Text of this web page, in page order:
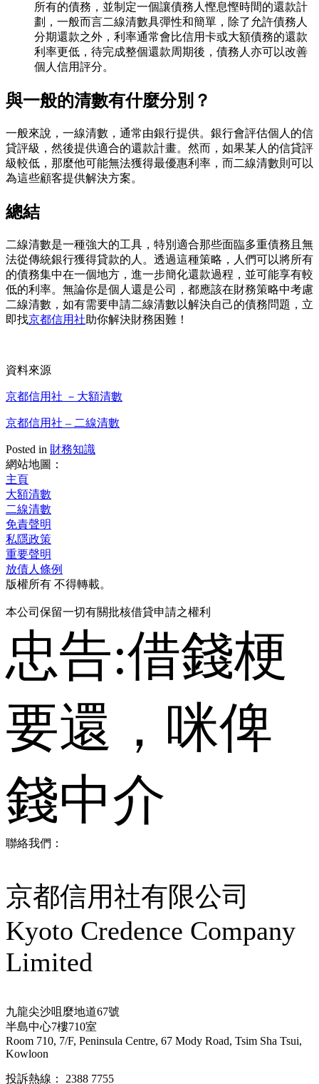
所有的債務，並制定一個讓債務人慳息慳時間的還款計
劃，一般而言二線清數具彈性和簡單，除了允許債務人
分期還款之外，利率通常會比信用卡或大額債務的還款
利率更低，待完成整個還款周期後，債務人亦可以改善
個人信用評分。
與一般的清數有什麼分別？
一般來說，一線清數，通常由銀行提供。銀行會評估個人的信
貸評級，然後提供適合的還款計畫。然而，如果某人的信貸評
級較低，那麼他可能無法獲得最優惠利率，而二線清數則可以
為這些顧客提供解決方案。
總結
二線清數是一種強大的工具，特別適合那些面臨多重債務且無
法從傳統銀行獲得貸款的人。透過這種策略，人們可以將所有
的債務集中在一個地方，進一步簡化還款過程，並可能享有較
低的利率。無論你是個人還是公司，都應該在財務策略中考慮
二線清數，如有需要申請二線清數以解決自己的債務問題，立
即找京都信用社助你解決財務困難！
資料來源
京都信用社 －大額清數
京都信用社 – 二線清數
Posted in 財務知識
網站地圖：
主頁
大額清數
二線清數
免責聲明
私隱政策
重要聲明
放債人條例
版權所有 不得轉載。
本公司保留一切有關批核借貸申請之權利
忠告:借錢梗
要還，咪俾
錢中介
聯絡我們：
京都信用社有限公司
Kyoto Credence Company
Limited
九龍尖沙咀麼地道67號
半島中心7樓710室
Room 710, 7/F, Peninsula Centre, 67 Mody Road, Tsim Sha Tsui,
Kowloon
投訴熱線： 2388 7755